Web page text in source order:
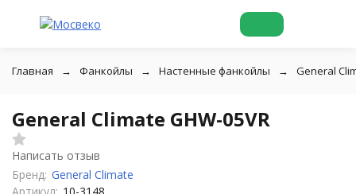
Главная Фанкойлы Настенные фанкойлы General
General Climate GHW-05VR
Написать отзыв
Бренд: General Climate